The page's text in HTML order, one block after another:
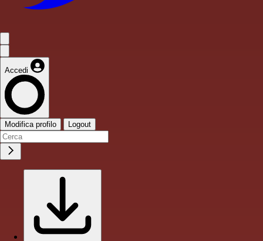
Accedi
Modifica profilo Logout